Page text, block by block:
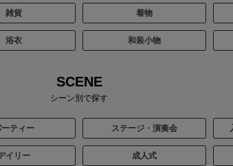
雑貨 着物
浴衣 和装小物
SCENE
シーン別で探す
ティー ステージ・演奏会
イリー 成人式